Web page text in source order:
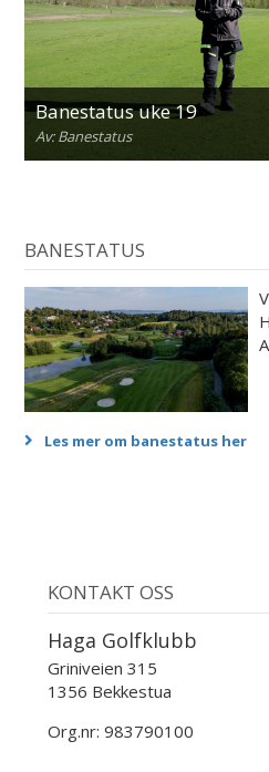
Banestatus uke 19
Av: Banestatus
BANESTATUS
Les mer om banestatus her
KONTAKT OSS
Haga Golfklubb
Griniveien 315
1356 Bekkestua
Org.nr: 983790100